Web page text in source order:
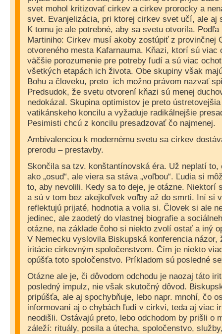
svet mohol kritizovať cirkev a cirkev prorocky a
svet. Evanjelizácia, pri ktorej cirkev svet učí, ale aj
K tomu je ale potrebné, aby sa svetu otvorila.
Martiniho: Cirkev musí akoby zostúpiť z provinčnej
otvoreného mesta Kafarnauma. Kňazi, ktorí sú viac
väčšie porozumenie pre potreby ľudí a sú viac
všetkých etapách ich života. Obe skupiny však
Bohu a človeku, preto ich možno právom nazvať
Predsudok, že svetu otvorení kňazi sú menej
nedokázal. Skupina optimistov je preto
vatikánskeho koncilu a vyžaduje radikálnejšie
Pesimisti chcú z koncilu presadzovať čo najmenej.
Ambivalenciou k modernému svetu sa cirkev
prerodu – prestavby.
Skončila sa tzv. konštantínovská éra. Už neplatí
ako „osud“, ale viera sa stáva „voľbou“. Ľudia si
to, aby nevolili. Kedy sa to deje, je otázne. Niektorí
a sú v tom bez akejkoľvek voľby až do smrti. Iní si
reflektujú prijaté, hodnotia a volia si. Človek si ale
jedinec, ale zaodetý do vlastnej biografie a
otázne, na základe čoho si niekto zvolí ostať a iný
V Nemecku vyslovila Biskupská konferencia názor,
iritácie cirkevným spoločenstvom. Čím je niekto
opúšťa toto spoločenstvo. Príkladom sú posledné
Otázne ale je, či dôvodom odchodu je naozaj táto
posledný impulz, nie však skutočný dôvod.
pripúšťa, ale aj spochybňuje, lebo napr. mnohí, čo
informovaní aj o chybách ľudí v cirkvi, teda aj viac
neodišli. Ostávajú preto, lebo odchodom by prišli o
záleží: rituály, posila a útecha, spoločenstvo,